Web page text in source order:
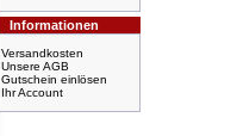
Informationen
Versandkosten
Unsere AGB
Gutschein einlösen
Ihr Account